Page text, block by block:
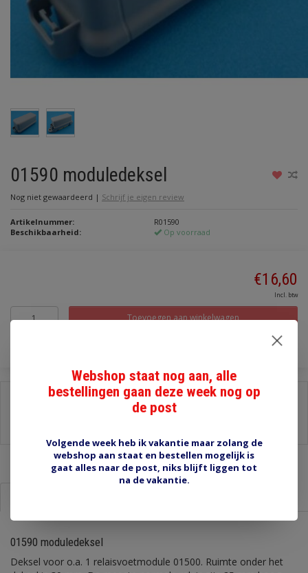
01590 moduledeksel
Nog niet gewaardeerd | Schrijf je eigen review
Artikelnummer:
R01590
Beschikbaarheid:
Op voorraad
€16,60
Incl. btw
Toevoegen aan winkelwagen
01590 moduledeksel
Deksel voor o.a. 1 relaisvoetmodule 01500. Ruimte onder het
Webshop staat nog aan, alle
bestellingen gaan deze week nog op
de post
Volgende week heb ik vakantie maar zolang de
webshop aan staat en bestellen mogelijk is
gaat alles naar de post, niks blijft liggen tot
na de vakantie.